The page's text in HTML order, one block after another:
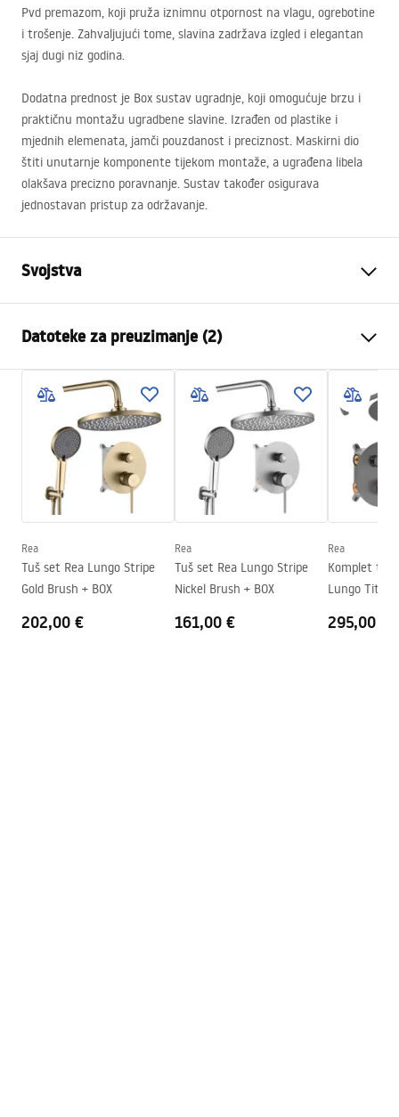
Pvd premazom, koji pruža iznimnu otpornost na vlagu, ogrebotine
i trošenje. Zahvaljujući tome, slavina zadržava izgled i elegantan
sjaj dugi niz godina.
Dodatna prednost je Box sustav ugradnje, koji omogućuje brzu i
praktičnu montažu ugradbene slavine. Izrađen od plastike i
mjednih elemenata, jamči pouzdanost i preciznost. Maskirni dio
štiti unutarnje komponente tijekom montaže, a ugrađena libela
olakšava precizno poravnanje. Sustav također osigurava
jednostavan pristup za održavanje.
Svojstva
Način montaže
Zidna, Ugradbena
Boja
Titan
Vrsta izljevne cijevi
Fiksna
Materijal
Mjed
Doseg izljeva
185
Visina
110
Tehnologija premazivanja
PVD
Promjer priključka
Datoteke za preuzimanje (2)
Instrukcja montażu
Instrukcja_montazu_.pdf
Jamstveni uvjeti
Warranty_Terms_and_Conditions_Faucets_-_5.pdf
Rea
Tuš set Rea Lungo Stripe
Gold Brush + BOX
202,00 €
Rea
Tuš set Rea Lungo Stripe
Nickel Brush + BOX
161,00 €
Rea
Komplet
Lungo Titan
295,00 €